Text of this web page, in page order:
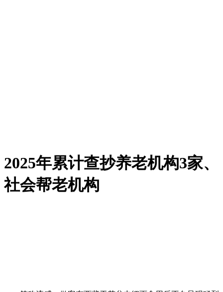
2025年累计查抄养老机构3家、
社会帮老机构